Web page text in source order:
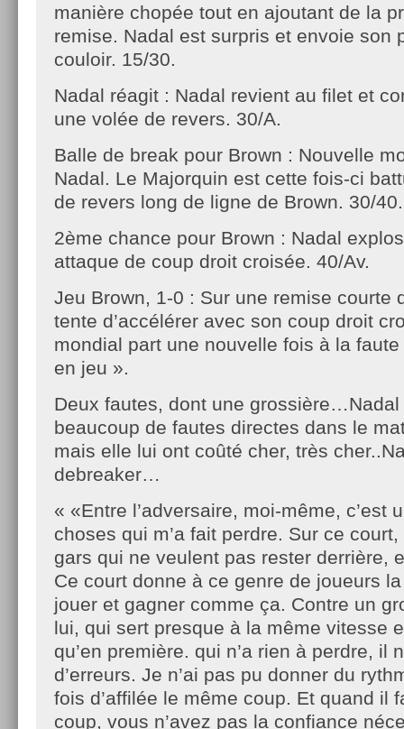
manière chopée tout en ajoutant de la
remise. Nadal est surpris et envoie son
couloir. 15/30.
Nadal réagit : Nadal revient au filet et
une volée de revers. 30/A.
Balle de break pour Brown : Nouvelle
Nadal. Le Majorquin est cette fois-ci
de revers long de ligne de Brown. 30/40.
2ème chance pour Brown : Nadal
attaque de coup droit croisée. 40/Av.
Jeu Brown, 1-0 : Sur une remise courte
tente d’accélérer avec son coup droit
mondial part une nouvelle fois à la
en jeu ».
Deux fautes, dont une grossière…Nadal
beaucoup de fautes directes dans le
mais elle lui ont coûté cher, très
debreaker…
« «Entre l’adversaire, moi-même, c’est
choses qui m’a fait perdre. Sur ce
gars qui ne veulent pas rester derrière,
Ce court donne à ce genre de joueurs
jouer et gagner comme ça. Contre un
lui, qui sert presque à la même vitesse
qu’en première. qui n’a rien à perdre, il
d’erreurs. Je n’ai pas pu donner du
fois d’affilée le même coup. Et quand il
coup, vous n’avez pas la confiance